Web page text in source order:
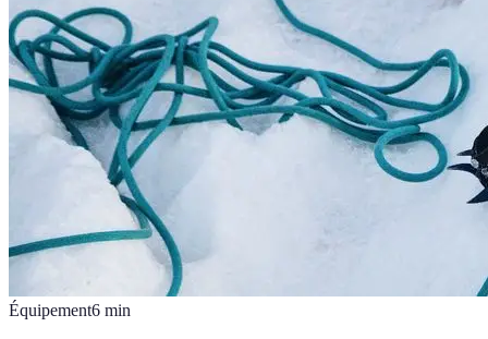
Équipement6 min